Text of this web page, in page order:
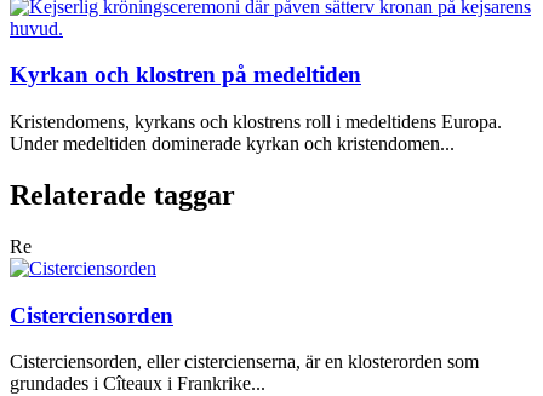
Kyrkan och klostren på medeltiden
Kristendomens, kyrkans och klostrens roll i medeltidens Europa.
Under medeltiden dominerade kyrkan och kristendomen...
Relaterade taggar
Re
Cisterciensorden
Cisterciensorden, eller cistercienserna, är en klosterorden som
grundades i Cîteaux i Frankrike...